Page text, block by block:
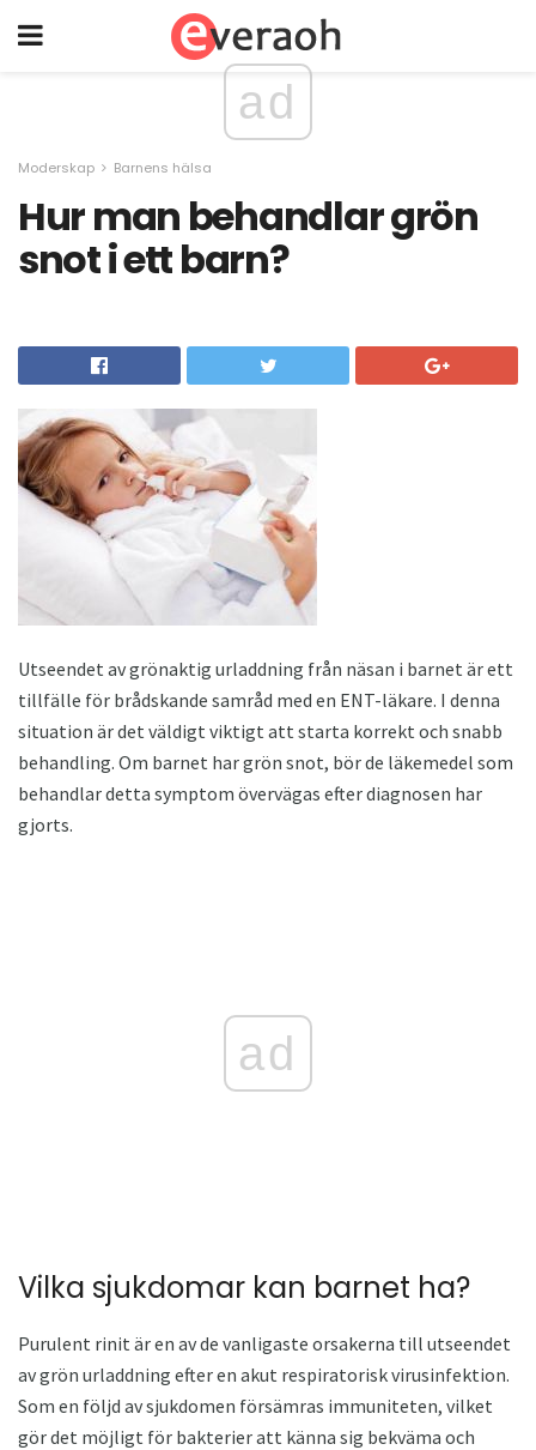
ad
Moderskap Barnens hälsa
Hur man behandlar grön
snot i ett barn?
Utseendet av grönaktig urladdning från näsan i barnet är ett
tillfälle för brådskande samråd med en ENT-läkare. I denna
situation är det väldigt viktigt att starta korrekt och snabb
behandling. Om barnet har grön snot, bör de läkemedel som
behandlar detta symptom övervägas efter diagnosen har
gjorts.
ad
Vilka sjukdomar kan barnet ha?
Purulent rinit är en av de vanligaste orsakerna till utseendet
av grön urladdning efter en akut respiratorisk virusinfektion.
Som en följd av sjukdomen försämras immuniteten, vilket
gör det möjligt för bakterier att känna sig bekväma och